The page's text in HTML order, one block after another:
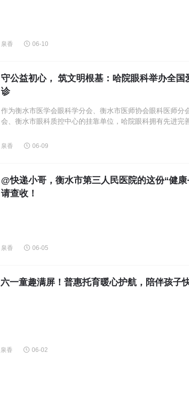
泉香 06-10
守公益初心， 筑文明根基：哈院眼科举办全国
诊
作为衡水市医学会眼科学分会、衡水市医师协会眼科医师分
会、衡水市眼科质控中心的挂靠单位，哈院眼科拥有先进完
泉香 06-09
@快递小哥，衡水市第三人民医院的这份“健
请查收！
泉香 06-05
六一童趣满屏！普惠托育暖心护航，陪伴孩子
泉香 06-02